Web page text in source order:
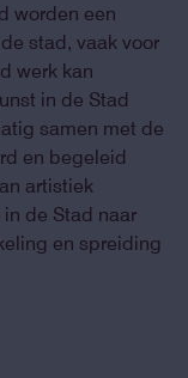
worden een
stad, vaak voor
werk kan
in de Stad
samen met de
en begeleid
artistiek
de Stad naar
en spreiding